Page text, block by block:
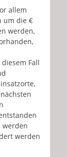
allem
um die €
werden,
Fall
werden
werden